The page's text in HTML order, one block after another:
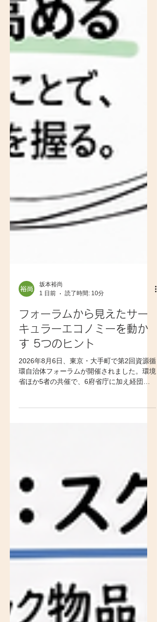
1 日前
読了時間: 10分
フォーラムから見えたサー
キュラーエコノミーを動か
す 5つのヒント
2026年8月6日、東京・大手町で第2回資源循
環自治体フォーラムが開催されました。環境
連、日本政策投資銀行、脱炭素化支援機構が
ら同じ結論に至っていた点です。環境省が示
した5つのボトルネックのうち、技術に関す
るものは1つだけでした。細田衛士氏は、静
脈資源は薄く広く不定期に発生するため、勝
負は「どう処理するか」より「どう集める
か」で決まると指摘します。日本政策投資銀
行は、排出事業者・リサイクラー・需要家の
の構造を示しました。 処方箋として示され
選別レベル・回収方法を設計する。裏を返せ
ば、分別は細かいほど良いとは限りません。
足りないのは技術ではなく、出口から逆算し
た設計と、関係者間の予見可